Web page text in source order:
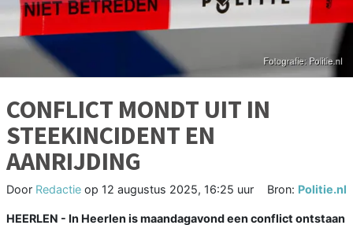
CONFLICT MONDT UIT IN
STEEKINCIDENT EN
AANRIJDING
Door Redactie op 12 augustus 2025, 16:25 uur Bron: Politie.nl
HEERLEN - In Heerlen is maandagavond een conflict ontstaan